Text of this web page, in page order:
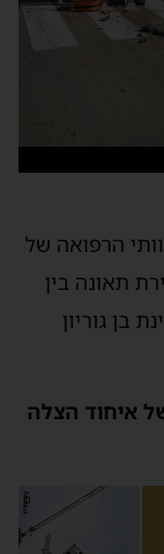
הרפואה של
תאונה בין
בן גוריון
איחוד הצלה